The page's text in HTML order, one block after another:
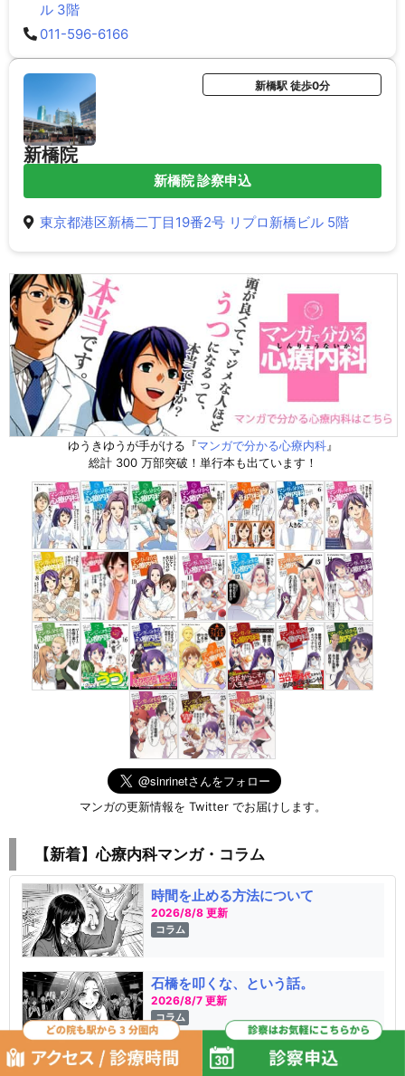
ル 3階
011-596-6166
新橋院
新橋駅 徒歩0分
新橋院 診察申込
東京都港区新橋二丁目19番2号 リプロ新橋ビル 5階
ゆうきゆうが手がける『マンガで分かる心療内科』
総計 300 万部突破！単行本も出ています！
マンガの更新情報を Twitter でお届けします。
【新着】心療内科マンガ・コラム
時間を止める方法について
2026/8/8 更新
コラム
石橋を叩くな、という話。
2026/8/7 更新
コラム
「あにょどんのデコンじる」という